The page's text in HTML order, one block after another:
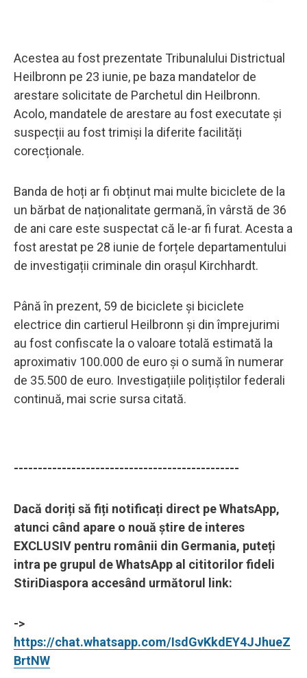
Acestea au fost prezentate Tribunalului Districtual
Heilbronn pe 23 iunie, pe baza mandatelor de
arestare solicitate de Parchetul din Heilbronn.
Acolo, mandatele de arestare au fost executate și
suspecții au fost trimiși la diferite facilități
corecționale.
Banda de hoți ar fi obținut mai multe biciclete de la
un bărbat de naționalitate germană, în vârstă de 36
de ani care este suspectat că le-ar fi furat. Acesta a
fost arestat pe 28 iunie de forțele departamentului
de investigații criminale din orașul Kirchhardt.
Până în prezent, 59 de biciclete și biciclete
electrice din cartierul Heilbronn și din împrejurimi
au fost confiscate la o valoare totală estimată la
aproximativ 100.000 de euro și o sumă în numerar
de 35.500 de euro. Investigațiile polițiștilor federali
continuă, mai scrie sursa citată.
-----------------------------------------------
Dacă doriți să fiți notificați direct pe WhatsApp,
atunci când apare o nouă știre de interes
EXCLUSIV pentru românii din Germania, puteți
intra pe grupul de WhatsApp al cititorilor fideli
StiriDiaspora accesând următorul link:
->
https://chat.whatsapp.com/IsdGvKkdEY4JJhueZ
BrtNW